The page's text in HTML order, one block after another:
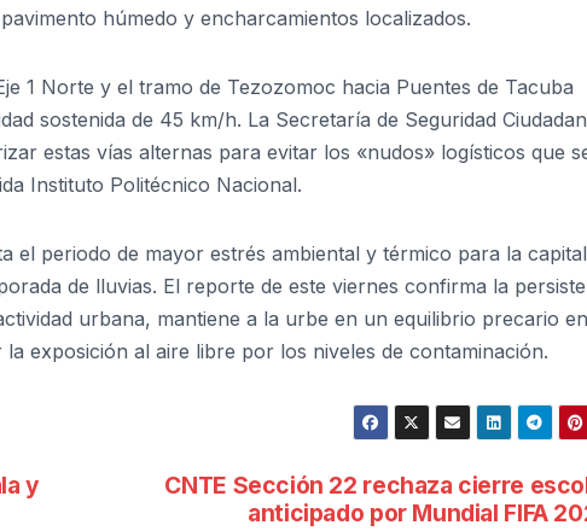
húmedo y encharcamientos localizados.
1 Norte y el tramo de Tezozomoc hacia Puentes de Tacuba
sostenida de 45 km/h. La Secretaría de Seguridad
estas vías alternas para evitar los «nudos» logísticos que
Instituto Politécnico Nacional.
el periodo de mayor estrés ambiental y térmico para la capital
de lluvias. El reporte de este viernes confirma la
urbana, mantiene a la urbe en un equilibrio precario
exposición al aire libre por los niveles de contaminación.
CNTE Sección 22 rechaza cierre
anticipado por Mundial FIFA
y